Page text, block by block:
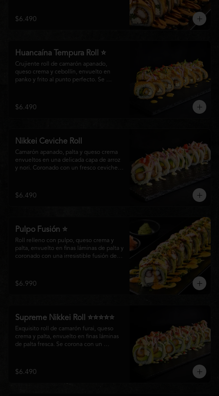
tostado y cebollín fresco. Una
combinación perfecta entre el dulzor del
$6.490
Huancaína Tempura Roll ⭐
Crujiente roll de camarón apanado,
queso crema y cebollín, envuelto en
panko y frito al punto perfecto. Se
y una sedosa salsa huancaína, finalizada
con toques de pimentón rojo fresco que
$6.490
Nikkei Ceviche Roll
Camarón apanado, palta y queso crema
envueltos en una delicada capa de arroz
y nori. Coronado con un fresco ceviche
creando un equilibrio perfecto entre
frescura, cremosidad y crocancia en cada
$6.490
Pulpo Fusión ⭐
Roll relleno con pulpo, queso crema y
palta, envuelto en finas láminas de palta y
coronado con una irresistible fusión de
láminas de pulpo, ofreciendo una
combinación perfecta entre frescura,
$6.990
Supreme Nikkei Roll ⭐⭐⭐⭐⭐
Exquisito roll de camarón furai, queso
crema y palta, envuelto en finas láminas
de palta fresca. Se corona con un
fusión de texturas, frescura y sabores que
resaltan la esencia del Pacífico.
$6.490